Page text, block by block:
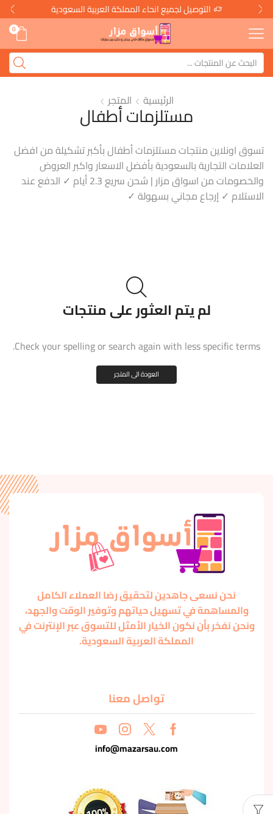
التوصيل لجميع انحاء المملكة العربية السعودية
0
الرئيسية المتجر
مستلزمات أطفال
تسوق اونلاين منتجات مستلزمات أطفال بأكبر تشكيلة من افضل
العلامات التجارية بالسعودية بأفضل الاسعار واكبر العروض
والخصومات من اسواق مزار | شحن سريع 2.3 أيام ✓ الدفع عند
الاستلام ✓ إرجاع مجاني بسهولة ✓
لم يتم العثور على منتجات
Check your spelling or search again with less specific terms.
العودة الى المتجر
نحن نسعى جاهدين لتحقيق رضا العملاء الكامل
والمساهمة في تسهيل حياتهم وتوفير الوقت والجهد،
ونحن نفخر بأن نكون الخيار الأمثل للتسوق عبر الإنترنت في
المملكة العربية السعودية.
تواصل معنا
info@mazarsau.com